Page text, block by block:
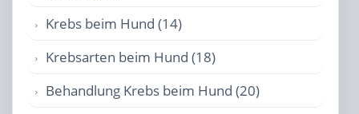
Krebs beim Hund (14)
Krebsarten beim Hund (18)
Behandlung Krebs beim Hund (20)